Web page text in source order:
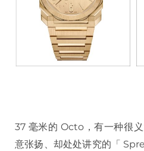
37 毫米的 Octo，有一种很
意张扬、却处处讲究的「